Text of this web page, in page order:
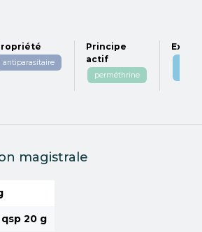
antiparasitaire
Principe
actif
perméthrine
magistrale
qsp 20 g